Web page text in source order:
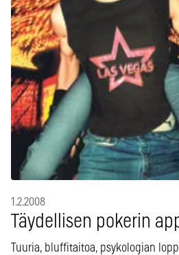
1.2.2008
Täydellisen pokerin
Tuuria, bluffitaitoa, psykologian